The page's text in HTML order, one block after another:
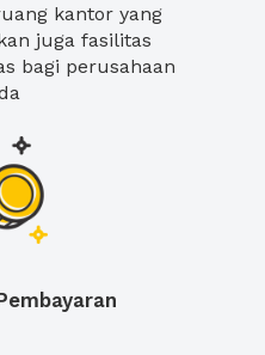
kantor yang
juga fasilitas
bagi perusahaan